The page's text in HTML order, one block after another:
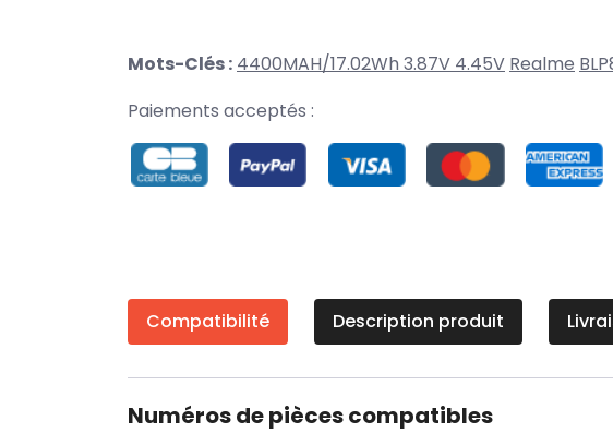
Mots-Clés : 4400MAH/17.02Wh 3.87V 4.45V Realme
Paiements acceptés :
Compatibilité Description produit
Numéros de pièces compatibles